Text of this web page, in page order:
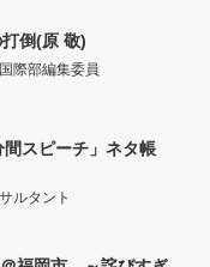
倒(原 敬)
際部編集委員
スピーチ」ネタ帳
ルタント